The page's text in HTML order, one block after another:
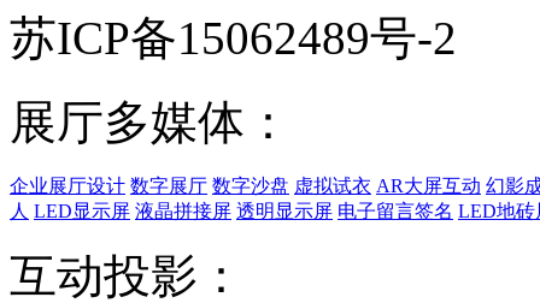
苏ICP备15062489号-2
展厅多媒体：
企业展厅设计 数字展厅 数字沙盘 虚拟试衣 AR大屏互动 幻影
人 LED显示屏 液晶拼接屏 透明显示屏 电子留言签名 LED地砖
互动投影：